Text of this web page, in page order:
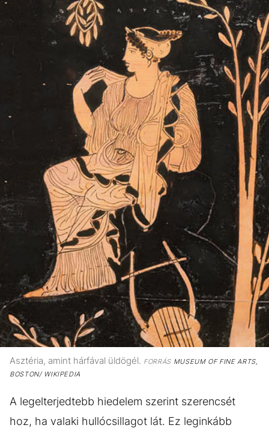
Asztéria, amint hárfával üldögél. FORRÁSMUSEUM OF FINE ARTS,
BOSTON/ WIKIPEDIA
A legelterjedtebb hiedelem szerint szerencsét
hoz, ha valaki hullócsillagot lát. Ez leginkább